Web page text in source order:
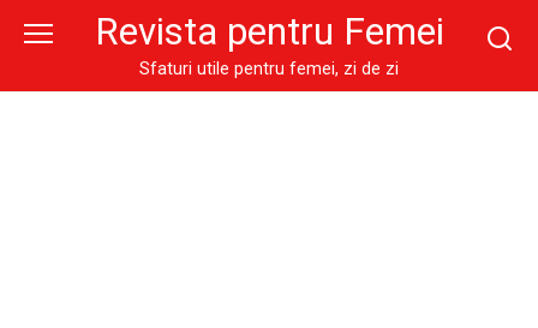
Revista pentru Femei
Sfaturi utile pentru femei, zi de zi